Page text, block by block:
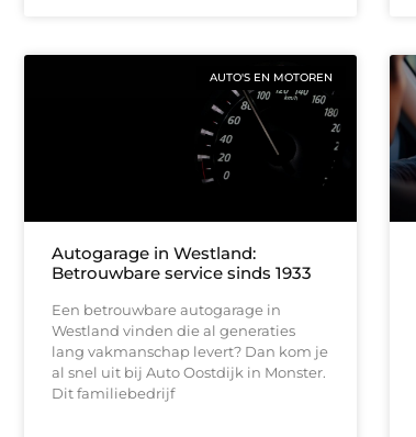
AUTO'S EN MOTOREN
Autogarage in Westland:
Betrouwbare service sinds 1933
Een betrouwbare autogarage in
Westland vinden die al generaties
lang vakmanschap levert? Dan kom je
al snel uit bij Auto Oostdijk in Monster.
Dit familiebedrijf